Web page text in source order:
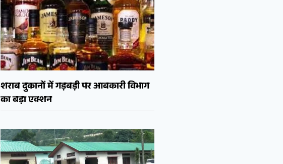
शराब दुकानों में गड़बड़ी पर आबकारी विभाग
का बड़ा एक्शन